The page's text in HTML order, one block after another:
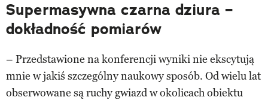
Supermasywna czarna dziura –
dokładność pomiarów
– Przedstawione na konferencji wyniki nie ekscytują
mnie w jakiś szczególny naukowy sposób. Od wielu lat
obserwowane są ruchy gwiazd w okolicach obiektu